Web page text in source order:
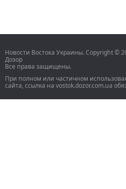
Новости Востока Украины. Copyright ©
Дозор
Все права защищены.
При полном или частичном
сайта, ссылка на vostok.dozor.com.ua